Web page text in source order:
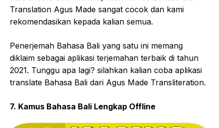
Translation Agus Made sangat cocok dan kami
rekomendasikan kepada kalian semua.
Penerjemah Bahasa Bali yang satu ini memang
diklaim sebagai aplikasi terjemahan terbaik di tahun
2021. Tunggu apa lagi? silahkan kalian coba aplikasi
translate Bahasa Bali dari Agus Made Transliteration.
7. Kamus Bahasa Bali Lengkap Offline